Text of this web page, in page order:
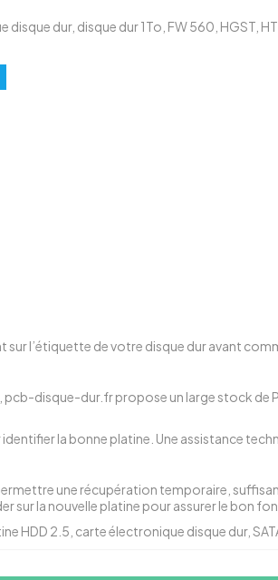
disque dur, disque dur 1To FW 560 HGST
l’étiquette de votre disque dur avant
disque-dur.fr propose un large stock de
la bonne platine. Une assistance
une récupération temporaire,
sur la nouvelle platine pour assurer le bon
HDD 2.5, carte électronique disque dur,